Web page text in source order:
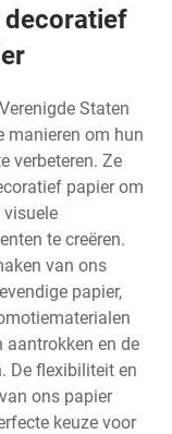
Staten
manieren om hun
verbeteren. Ze
papier om
te creëren.
van ons
papier,
aantrokken en de
De flexibiliteit en
ons papier
keuze voor